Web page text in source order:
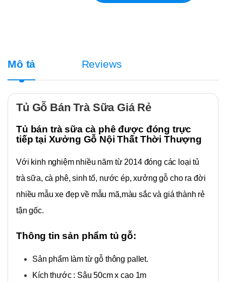
Mô tả Reviews
Tủ Gỗ Bán Trà Sữa Giá Rẻ
Tủ bán trà sữa cà phê được đóng trực
tiếp tại Xưởng Gỗ Nội Thất Thời Thượng
Với kinh nghiệm nhiều năm từ 2014 đóng các loại tủ
trà sữa, cà phê, sinh tố, nước ép, xưởng gỗ cho ra đời
nhiều mẫu xe đẹp về mẫu mã,màu sắc và giá thành rẻ
tận gốc.
Thông tin sản phẩm tủ gỗ:
Sản phẩm làm từ gỗ thông pallet.
Kích thước : Sâu 50cm x cao 1m